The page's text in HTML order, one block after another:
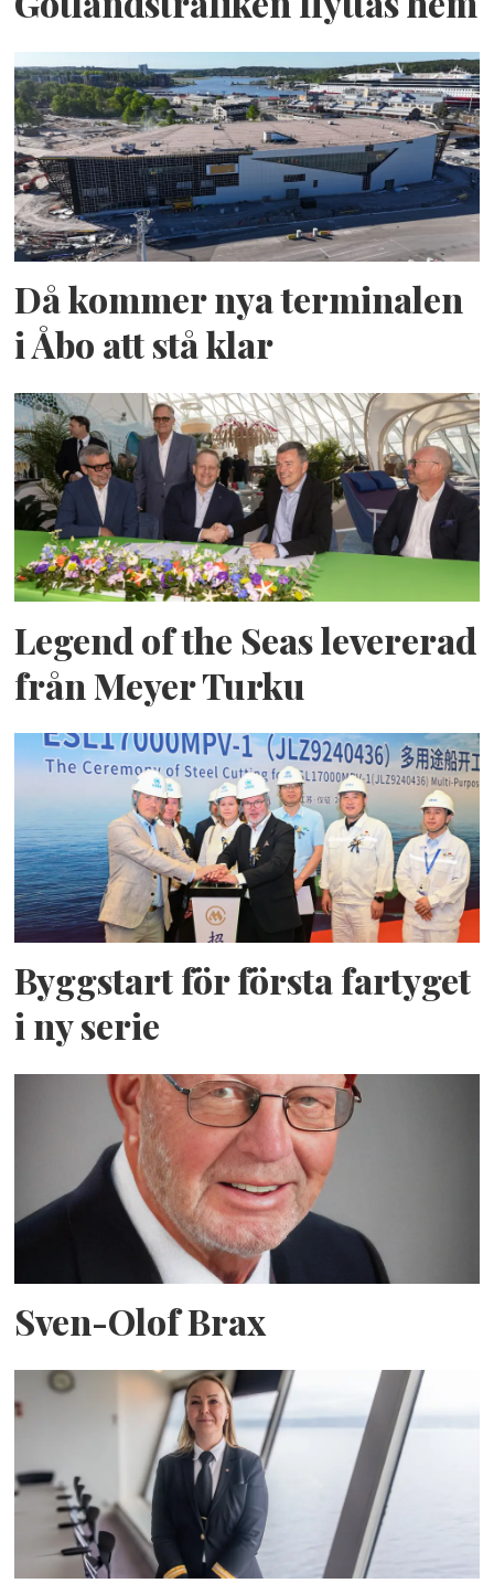
Då kommer nya terminalen
i Åbo att stå klar
Legend of the Seas levererad
från Meyer Turku
Byggstart för första fartyget
i ny serie
Sven-Olof Brax